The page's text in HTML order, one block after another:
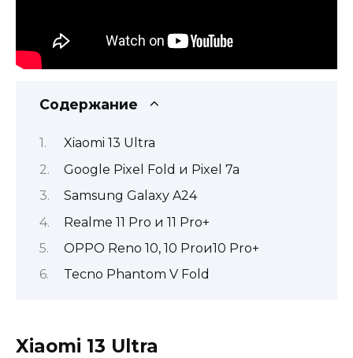
Содержание
Xiaomi 13 Ultra
Google Pixel Fold и Pixel 7a
Samsung Galaxy A24
Realme 11 Pro и 11 Pro+
OPPO Reno 10, 10 Proи10 Pro+
Tecno Phantom V Fold
Xiaomi 13 Ultra